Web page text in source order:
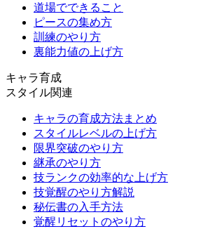
道場でできること
ピースの集め方
訓練のやり方
裏能力値の上げ方
キャラ育成
スタイル関連
キャラの育成方法まとめ
スタイルレベルの上げ方
限界突破のやり方
継承のやり方
技ランクの効率的な上げ方
技覚醒のやり方解説
秘伝書の入手方法
覚醒リセットのやり方